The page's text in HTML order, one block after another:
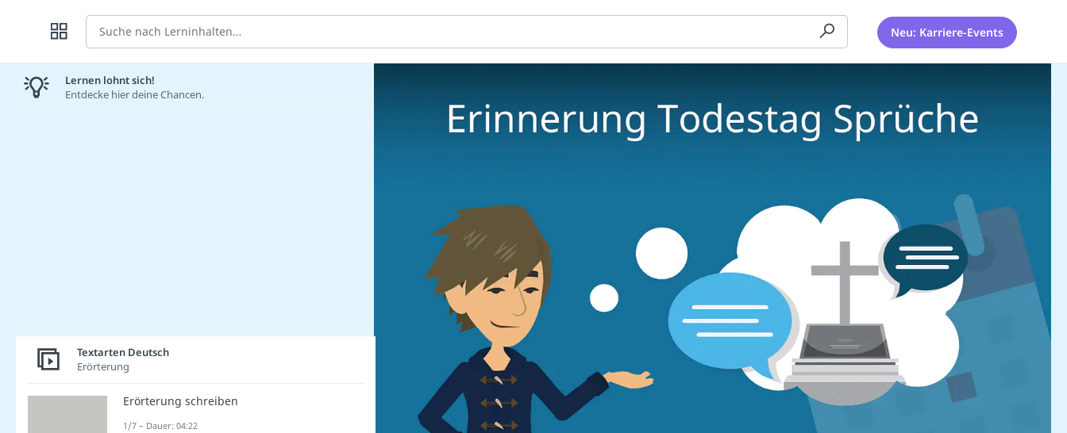
Suche Neu: Karriere-Events
Lernen lohnt sich!
Entdecke hier deine Chancen.
Textarten Deutsch
Erörterung
Erörterung schreiben
1/7 – Dauer: 04:22